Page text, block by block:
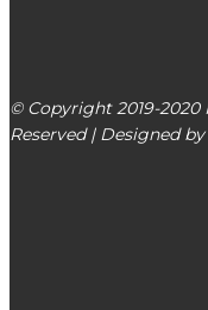
© Copyright 2019-2020
Reserved | Designed by